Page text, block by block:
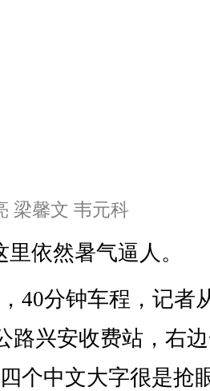
梁馨文 韦元科
依然暑气逼人。
40分钟车程，记者
路兴安收费站，右
个中文大字很是抢